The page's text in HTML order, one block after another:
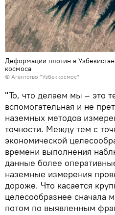
Деформации плотин в
космоса
© Агентство "Узбеккосмос"
"То, что делаем мы – это
вспомогательная и не
наземных методов
точности. Между тем с
экономической
времени выполнения
данные более
наземные измерения
дороже. Что касается
целесообразнее сначала
потом по выявленным